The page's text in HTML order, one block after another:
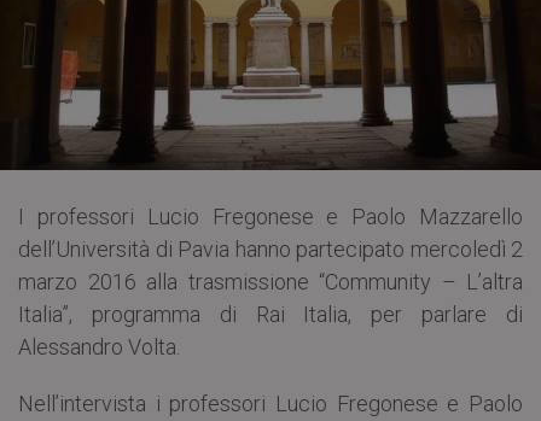
I professori Lucio Fregonese e Paolo Mazzarello
dell’Università di Pavia hanno partecipato mercoledì 2
marzo 2016 alla trasmissione “Community – L’altra
Italia”, programma di Rai Italia, per parlare di
Alessandro Volta.
Nell’intervista i professori Lucio Fregonese e Paolo